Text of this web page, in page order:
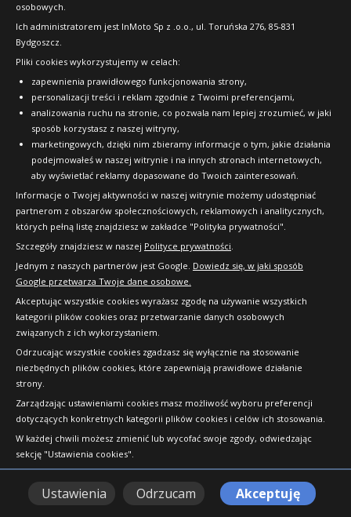
osobowych.
Ich administratorem jest InMoto Sp z .o.o., ul. Toruńska 276, 85-831
Bydgoszcz.
Pliki cookies wykorzystujemy w celach:
zapewnienia prawidłowego funkcjonowania strony,
personalizacji treści i reklam zgodnie z Twoimi preferencjami,
analizowania ruchu na stronie, co pozwala nam lepiej zrozumieć, w jaki
sposób korzystasz z naszej witryny,
marketingowych, dzięki nim zbieramy informacje o tym, jakie działania
podejmowałeś w naszej witrynie i na innych stronach internetowych,
aby wyświetlać reklamy dopasowane do Twoich zainteresowań.
Informacje o Twojej aktywności w naszej witrynie możemy udostępniać
partnerom z obszarów społecznościowych, reklamowych i analitycznych,
których pełną listę znajdziesz w zakładce "Polityka prywatności".
Szczegóły znajdziesz w naszej Polityce prywatności.
Jednym z naszych partnerów jest Google. Dowiedz się, w jaki sposób
Google przetwarza Twoje dane osobowe.
Akceptując wszystkie cookies wyrażasz zgodę na używanie wszystkich
kategorii plików cookies oraz przetwarzanie danych osobowych
związanych z ich wykorzystaniem.
Odrzucając wszystkie cookies zgadzasz się wyłącznie na stosowanie
niezbędnych plików cookies, które zapewniają prawidłowe działanie
strony.
Zarządzając ustawieniami cookies masz możliwość wyboru preferencji
dotyczących konkretnych kategorii plików cookies i celów ich stosowania.
W każdej chwili możesz zmienić lub wycofać swoje zgody, odwiedzając
sekcję "Ustawienia cookies".
Ustawienia Odrzucam Akceptuję
Rotalla RH 01 – niedostateczna
Berlin Tires Summer UHP 1 G2
niedostateczna (mangelhaft)5,3
Lassa Driveways
(mangelhaft)5,3
Evergreen EH226
(mangelhaft) 5,4
Riken Road Performance
niedostateczna (mangelhaft) 5,4
DoubleCoin DC99
– niedostateczna
(mangelhaft)5,5
Premiorri Solazzo– niedostateczna
(mangelhaft) 5,5
Autor:Dariusz Janiszewski
Pasjonat motoryzacji, który od wielu lat profesjonalnie